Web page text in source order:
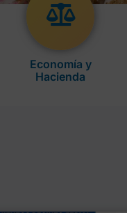
Economía y
Hacienda